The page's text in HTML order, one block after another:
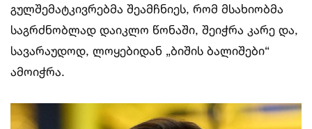
გულშემატკივრებმა შეამჩნიეს, რომ მსახიობმა
საგრძნობლად დაიკლო წონაში, შეიჭრა კარე და,
სავარაუდოდ, ლოყებიდან „ბიშის ბალიშები“
ამოიჭრა.